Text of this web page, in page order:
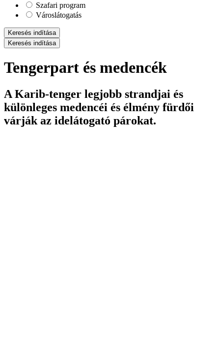
Szafari program
Városlátogatás
Keresés indítása
Keresés indítása
Tengerpart és medencék
A Karib-tenger legjobb strandjai és
különleges medencéi és élmény fürdői
várják az idelátogató párokat.